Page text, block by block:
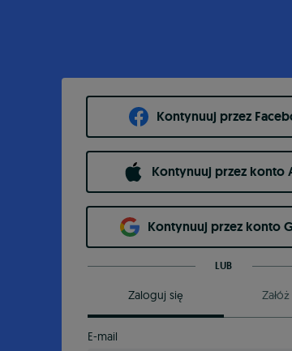
Kontynuuj przez
Kontynuuj przez konto
Kontynuuj przez konto
LUB
Zaloguj się
E-mail